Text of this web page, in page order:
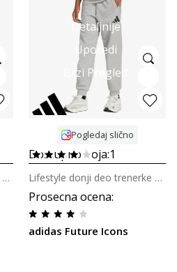
Lifestyle donji deo trenerke za dečake
Detaljnije
Uporedi
Brzi Pregled
Pogledaj slično
Dostupno boja:1
Prosecna ocena:
adidas Future Icons
Lifestyle donji deo trenerke za tinejdžere